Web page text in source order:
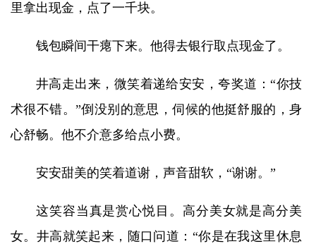
里拿出现金，点了一千块。
钱包瞬间干瘪下来。他得去银行取点现金了。
井高走出来，微笑着递给安安，夸奖道：“你技
术很不错。”倒没别的意思，伺候的他挺舒服的，身
心舒畅。他不介意多给点小费。
安安甜美的笑着道谢，声音甜软，“谢谢。”
这笑容当真是赏心悦目。高分美女就是高分美
女。井高就笑起来，随口问道：“你是在我这里休息